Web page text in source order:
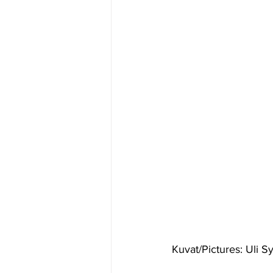
Kuvat/Pictures: Uli